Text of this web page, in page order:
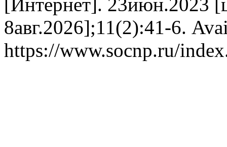
8авг.2026];11(2):41-6.
https://www.socnp.ru/